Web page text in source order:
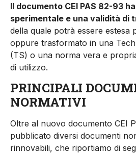
Il documento CEI PAS 82-93
sperimentale e una va­lidità di
della quale potrà essere estesa
oppure trasformato in una
(TS) o una norma vera e
di utilizzo.
PRINCIPALI
NORMATIVI
Oltre al nuovo documento CEI
pubblicato diversi documenti
rinnovabili, che ripor­tiamo di